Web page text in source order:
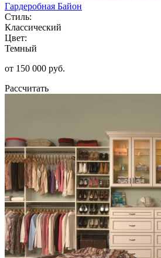
Гардеробная Байон
Стиль:
Классический
Цвет:
Темный
от 150 000 руб.
Рассчитать